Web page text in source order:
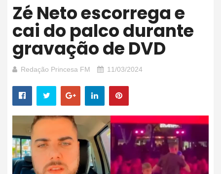
Zé Neto escorrega e
cai do palco durante
gravação de DVD
Redação Princesa FM 11/03/2024